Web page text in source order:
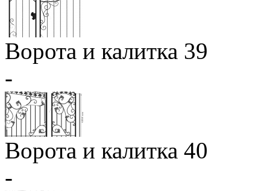
Ворота и калитка 39
-
Ворота и калитка 40
-